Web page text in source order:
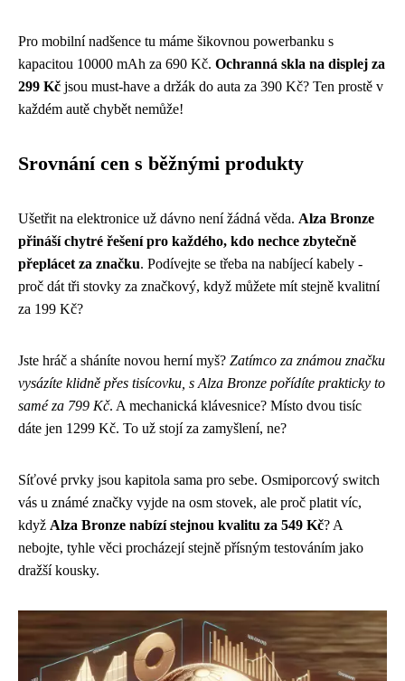
Pro mobilní nadšence tu máme šikovnou powerbanku s
kapacitou 10000 mAh za 690 Kč. Ochranná skla na displej za
299 Kč jsou must-have a držák do auta za 390 Kč? Ten prostě v
každém autě chybět nemůže!
Srovnání cen s běžnými produkty
Ušetřit na elektronice už dávno není žádná věda. Alza Bronze
přináší chytré řešení pro každého, kdo nechce zbytečně
přeplácet za značku. Podívejte se třeba na nabíjecí kabely -
proč dát tři stovky za značkový, když můžete mít stejně kvalitní
za 199 Kč?
Jste hráč a sháníte novou herní myš? Zatímco za známou značku
vysázíte klidně přes tisícovku, s Alza Bronze pořídíte prakticky to
samé za 799 Kč. A mechanická klávesnice? Místo dvou tisíc
dáte jen 1299 Kč. To už stojí za zamyšlení, ne?
Síťové prvky jsou kapitola sama pro sebe. Osmiporcový switch
vás u známé značky vyjde na osm stovek, ale proč platit víc,
když Alza Bronze nabízí stejnou kvalitu za 549 Kč? A
nebojte, tyhle věci procházejí stejně přísným testováním jako
dražší kousky.